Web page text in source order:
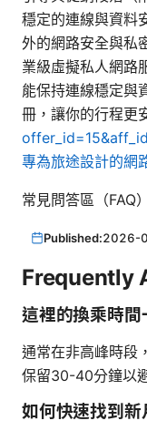
穩定的連線與資料
外的網路安全與私
業級虛擬私人網路
能保持連線穩定與
冊，讓你的行程更
專為旅途設計的網
常見問答區（FAQ）
Published:2026-
Frequently
這裡的換乘時間
通常在非高峰時段
保留30-40分鐘以
如何快速找到新